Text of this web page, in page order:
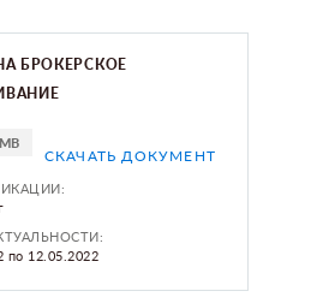
БРОКЕРСКОЕ
СКАЧАТЬ ДОКУМЕНТ
по 12.05.2022